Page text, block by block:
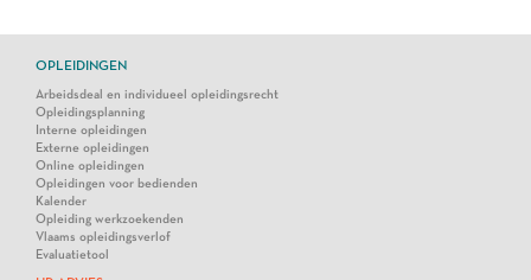
OPLEIDINGEN
Arbeidsdeal en individueel opleidingsrecht
Opleidingsplanning
Interne opleidingen
Externe opleidingen
Online opleidingen
Opleidingen voor bedienden
Kalender
Opleiding werkzoekenden
Vlaams opleidingsverlof
Evaluatietool